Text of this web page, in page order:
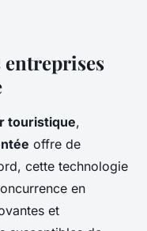
entreprises
touristique,
offre de
cette technologie
en
et